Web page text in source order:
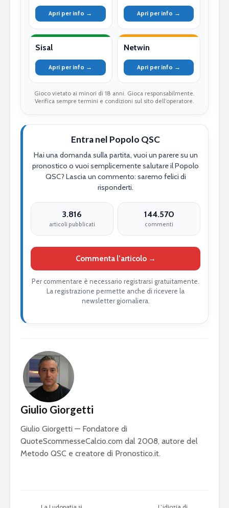
Apri per info → Apri per info →
Sisal
Apri per info →
Netwin
Apri per info →
Gioco vietato ai minori di 18 anni. Gioca responsabilmente.
Verifica sempre termini e condizioni sul sito dell’operatore.
Entra nel Popolo QSC
Hai una domanda sulla partita, vuoi un parere su un
pronostico o vuoi semplicemente salutare il Popolo
QSC? Lascia un commento: saremo felici di
risponderti.
3.816
articoli pubblicati
144.570
commenti
Commenta l’articolo →
Per commentare è necessario registrarsi gratuitamente.
La registrazione permette anche di ricevere la
newsletter giornaliera.
Giulio Giorgetti
Giulio Giorgetti — Fondatore di
QuoteScommesseCalcio.com dal 2008, autore del
Metodo QSC e creatore di Pronostico.it.